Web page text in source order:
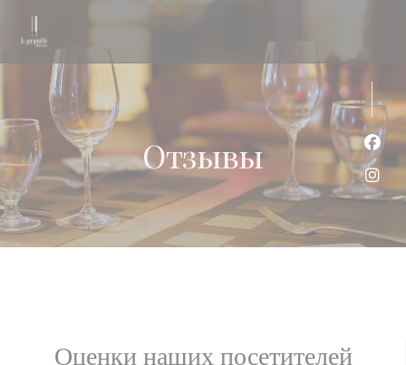
Панель управления cookies
Отзывы
Оценки наших посетителей